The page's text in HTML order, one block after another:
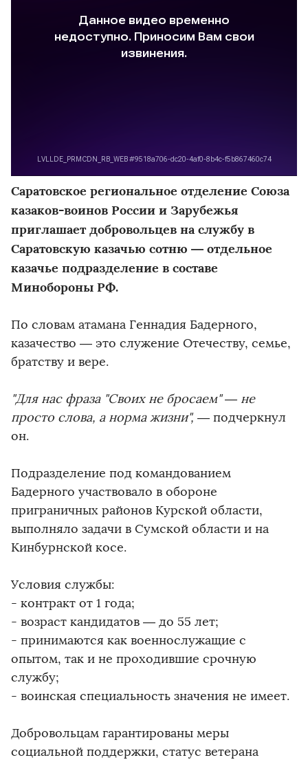
Саратовское региональное отделение Союза
казаков-воинов России и Зарубежья
приглашает добровольцев на службу в
Саратовскую казачью сотню — отдельное
казачье подразделение в составе
Минобороны РФ.
По словам атамана Геннадия Бадерного,
казачество — это служение Отечеству, семье,
братству и вере.
"Для нас фраза "Своих не бросаем" — не
просто слова, а норма жизни", — подчеркнул
он.
Подразделение под командованием
Бадерного участвовало в обороне
приграничных районов Курской области,
выполняло задачи в Сумской области и на
Кинбурнской косе.
Условия службы:
- контракт от 1 года;
- возраст кандидатов — до 55 лет;
- принимаются как военнослужащие с
опытом, так и не проходившие срочную
службу;
- воинская специальность значения не имеет.
Добровольцам гарантированы меры
социальной поддержки, статус ветерана